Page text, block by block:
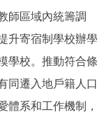
師區域內統籌調
升寄宿制學校辦學
學校。推動符合條
同遷入地戶籍人口
體系和工作機制，